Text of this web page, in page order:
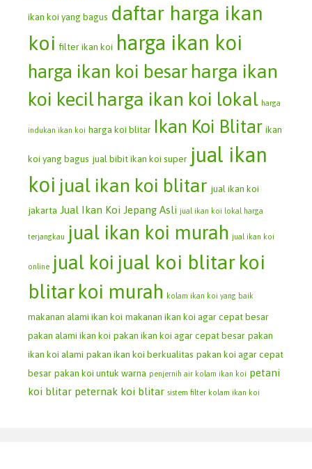
ikan koi yang bagus daftar harga ikan
koi filter ikan koi harga ikan koi
harga ikan koi besar harga ikan
koi kecilharga ikan koi lokal harga
indukan ikan koi harga koi blitar Ikan Koi Blitar ikan
koi yang bagus jual bibit ikan koi super jual ikan
koi jual ikan koi blitar jual ikan koi
jakarta Jual Ikan Koi Jepang Asli jual ikan koi lokal harga
terjangkau jual ikan koi murah jual ikan koi
online jual koi jual koi blitar koi
blitar koi murah kolam ikan koi yang baik
makanan alami ikan koi makanan ikan koi agar cepat besar
pakan alami ikan koi pakan ikan koi agar cepat besar pakan
ikan koi alami pakan ikan koi berkualitas pakan koi agar cepat
besar pakan koi untuk warna penjernih air kolam ikan koi petani
koi blitar peternak koi blitar sistem filter kolam ikan koi